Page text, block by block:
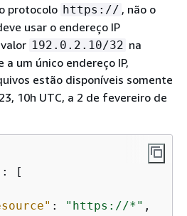
protocolo https:// , não o
usar o endereço IP
192.0.2.10/32 na
a um único endereço IP,
estão disponíveis somente
10h UTC, a 2 de fevereiro de
: [
: "https://*" ,